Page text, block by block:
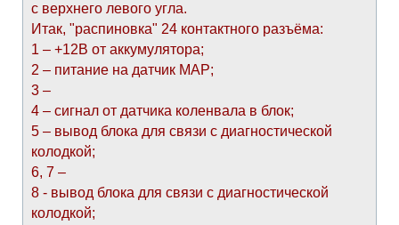
с верхнего левого угла.
Итак, "распиновка" 24 контактного разъёма:
1 – +12В от аккумулятора;
2 – питание на датчик МАР;
3 –
4 – сигнал от датчика коленвала в блок;
5 – вывод блока для связи с диагностической
колодкой;
6, 7 –
8 - вывод блока для связи с диагностической
колодкой;